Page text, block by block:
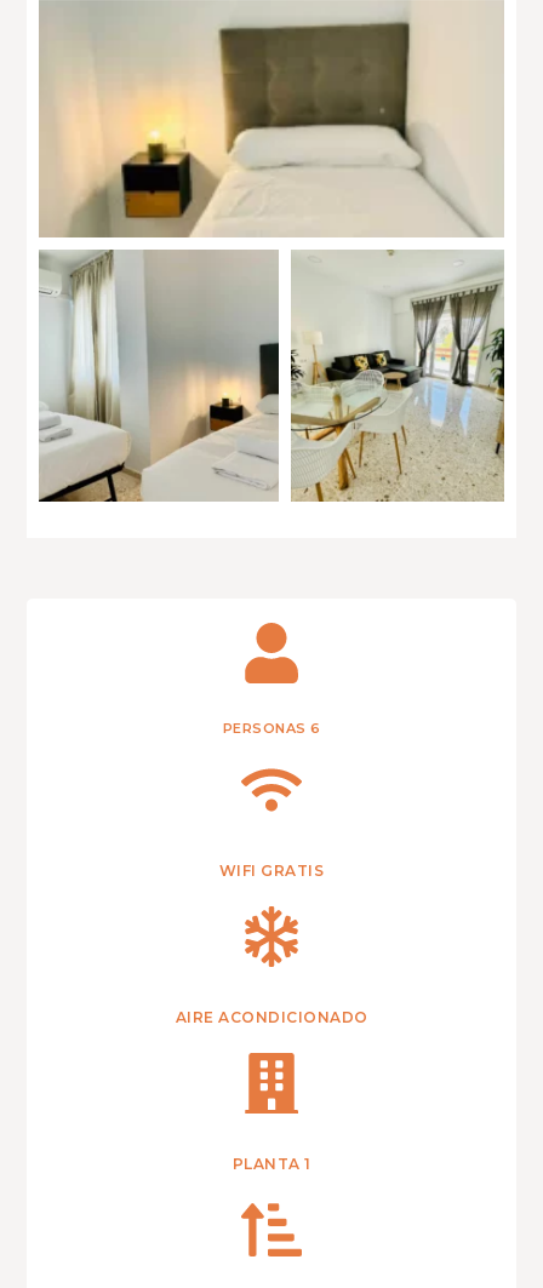
PERSONAS 6
WIFI GRATIS
AIRE ACONDICIONADO
PLANTA 1